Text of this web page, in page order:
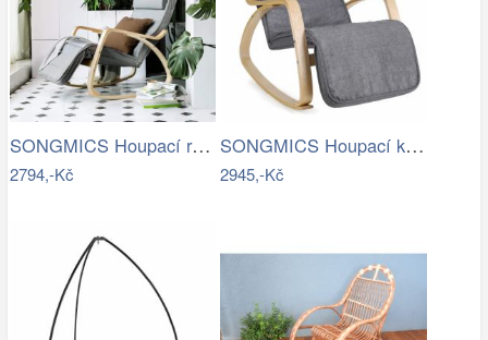
SONGMICS Houpací relaxační křeslo…
2794,-Kč
SONGMICS Houpací křeslo Ben světle šedé
2945,-Kč